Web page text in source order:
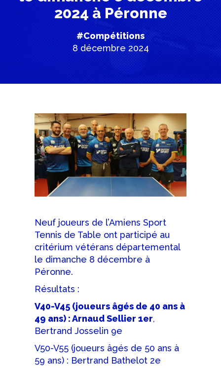
2024 à Péronne
#Compétitions
8 décembre 2024
Neuf joueurs de l’Amiens Sport
Tennis de Table ont participé au
critérium vétérans départemental
le dimanche 8 décembre à
Péronne.
Résultats :
V40-V45 (joueurs âgés de 40 ans à
49 ans) : Arnaud Sellier 1er,
Bertrand Josselin 9e
V50-V55 (joueurs âgés de 50 ans à
59 ans) : Bertrand Bathelot 2e